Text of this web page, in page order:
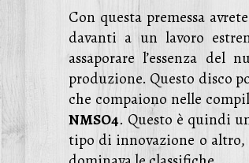
Con questa premessa
davanti a un lavoro
assaporare l’essenza
produzione. Questo disco
che compaiono nelle
NMSO4. Questo è quindi
tipo di innovazione o altro,